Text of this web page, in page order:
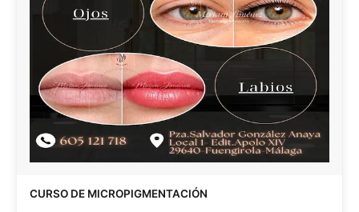
CURSO DE MICROPIGMENTACIÓN